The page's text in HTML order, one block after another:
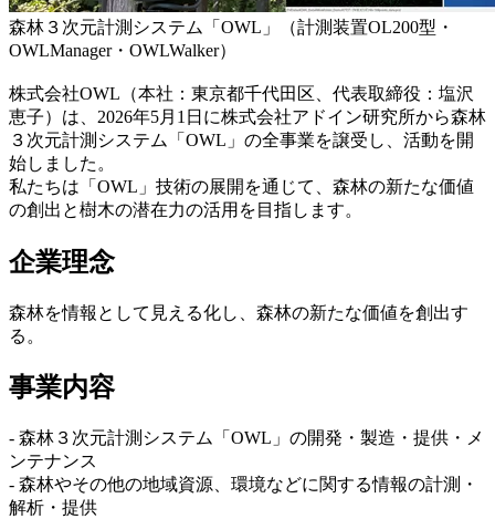
森林３次元計測システム「OWL」（計測装置OL200型・
OWLManager・OWLWalker）
株式会社OWL（本社：東京都千代田区、代表取締役：塩沢
恵子）は、2026年5月1日に株式会社アドイン研究所から森林
３次元計測システム「OWL」の全事業を譲受し、活動を開
始しました。
私たちは「OWL」技術の展開を通じて、森林の新たな価値
の創出と樹木の潜在力の活用を目指します。
企業理念
森林を情報として見える化し、森林の新たな価値を創出す
る。
事業内容
- 森林３次元計測システム「OWL」の開発・製造・提供・メ
ンテナンス
- 森林やその他の地域資源、環境などに関する情報の計測・
解析・提供